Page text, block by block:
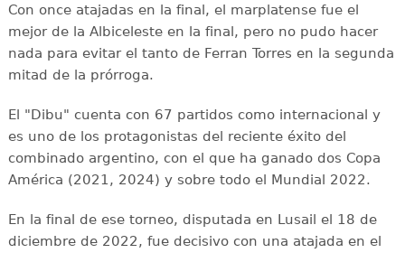
Con once atajadas en la final, el marplatense fue el
mejor de la Albiceleste en la final, pero no pudo hacer
nada para evitar el tanto de Ferran Torres en la segunda
mitad de la prórroga.
El "Dibu" cuenta con 67 partidos como internacional y
es uno de los protagonistas del reciente éxito del
combinado argentino, con el que ha ganado dos Copa
América (2021, 2024) y sobre todo el Mundial 2022.
En la final de ese torneo, disputada en Lusail el 18 de
diciembre de 2022, fue decisivo con una atajada en el